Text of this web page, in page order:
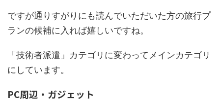
ですが通りすがりにも読んでいただいた方の旅行プ
ランの候補に入れば嬉しいですね。
「技術者派遣」カテゴリに変わってメインカテゴリ
にしています。
PC周辺・ガジェット